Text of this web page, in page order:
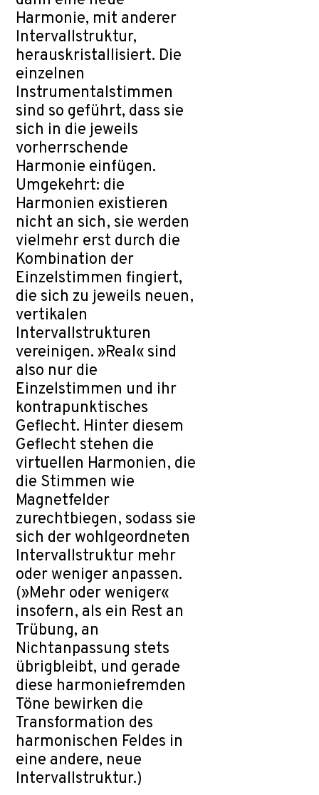
Harmonie, mit anderer
Intervallstruktur,
herauskristallisiert. Die
einzelnen
Instrumentalstimmen
sind so geführt, dass sie
sich in die jeweils
vorherrschende
Harmonie einfügen.
Umgekehrt: die
Harmonien existieren
nicht an sich, sie werden
vielmehr erst durch die
Kombination der
Einzelstimmen fingiert,
die sich zu jeweils neuen,
vertikalen
Intervallstrukturen
vereinigen. »Real« sind
also nur die
Einzelstimmen und ihr
kontrapunktisches
Geflecht. Hinter diesem
Geflecht stehen die
virtuellen Harmonien, die
die Stimmen wie
Magnetfelder
zurechtbiegen, sodass sie
sich der wohlgeordneten
Intervallstruktur mehr
oder weniger anpassen.
(»Mehr oder weniger«
insofern, als ein Rest an
Trübung, an
Nichtanpassung stets
übrigbleibt, und gerade
diese harmoniefremden
Töne bewirken die
Transformation des
harmonischen Feldes in
eine andere, neue
Intervallstruktur.)